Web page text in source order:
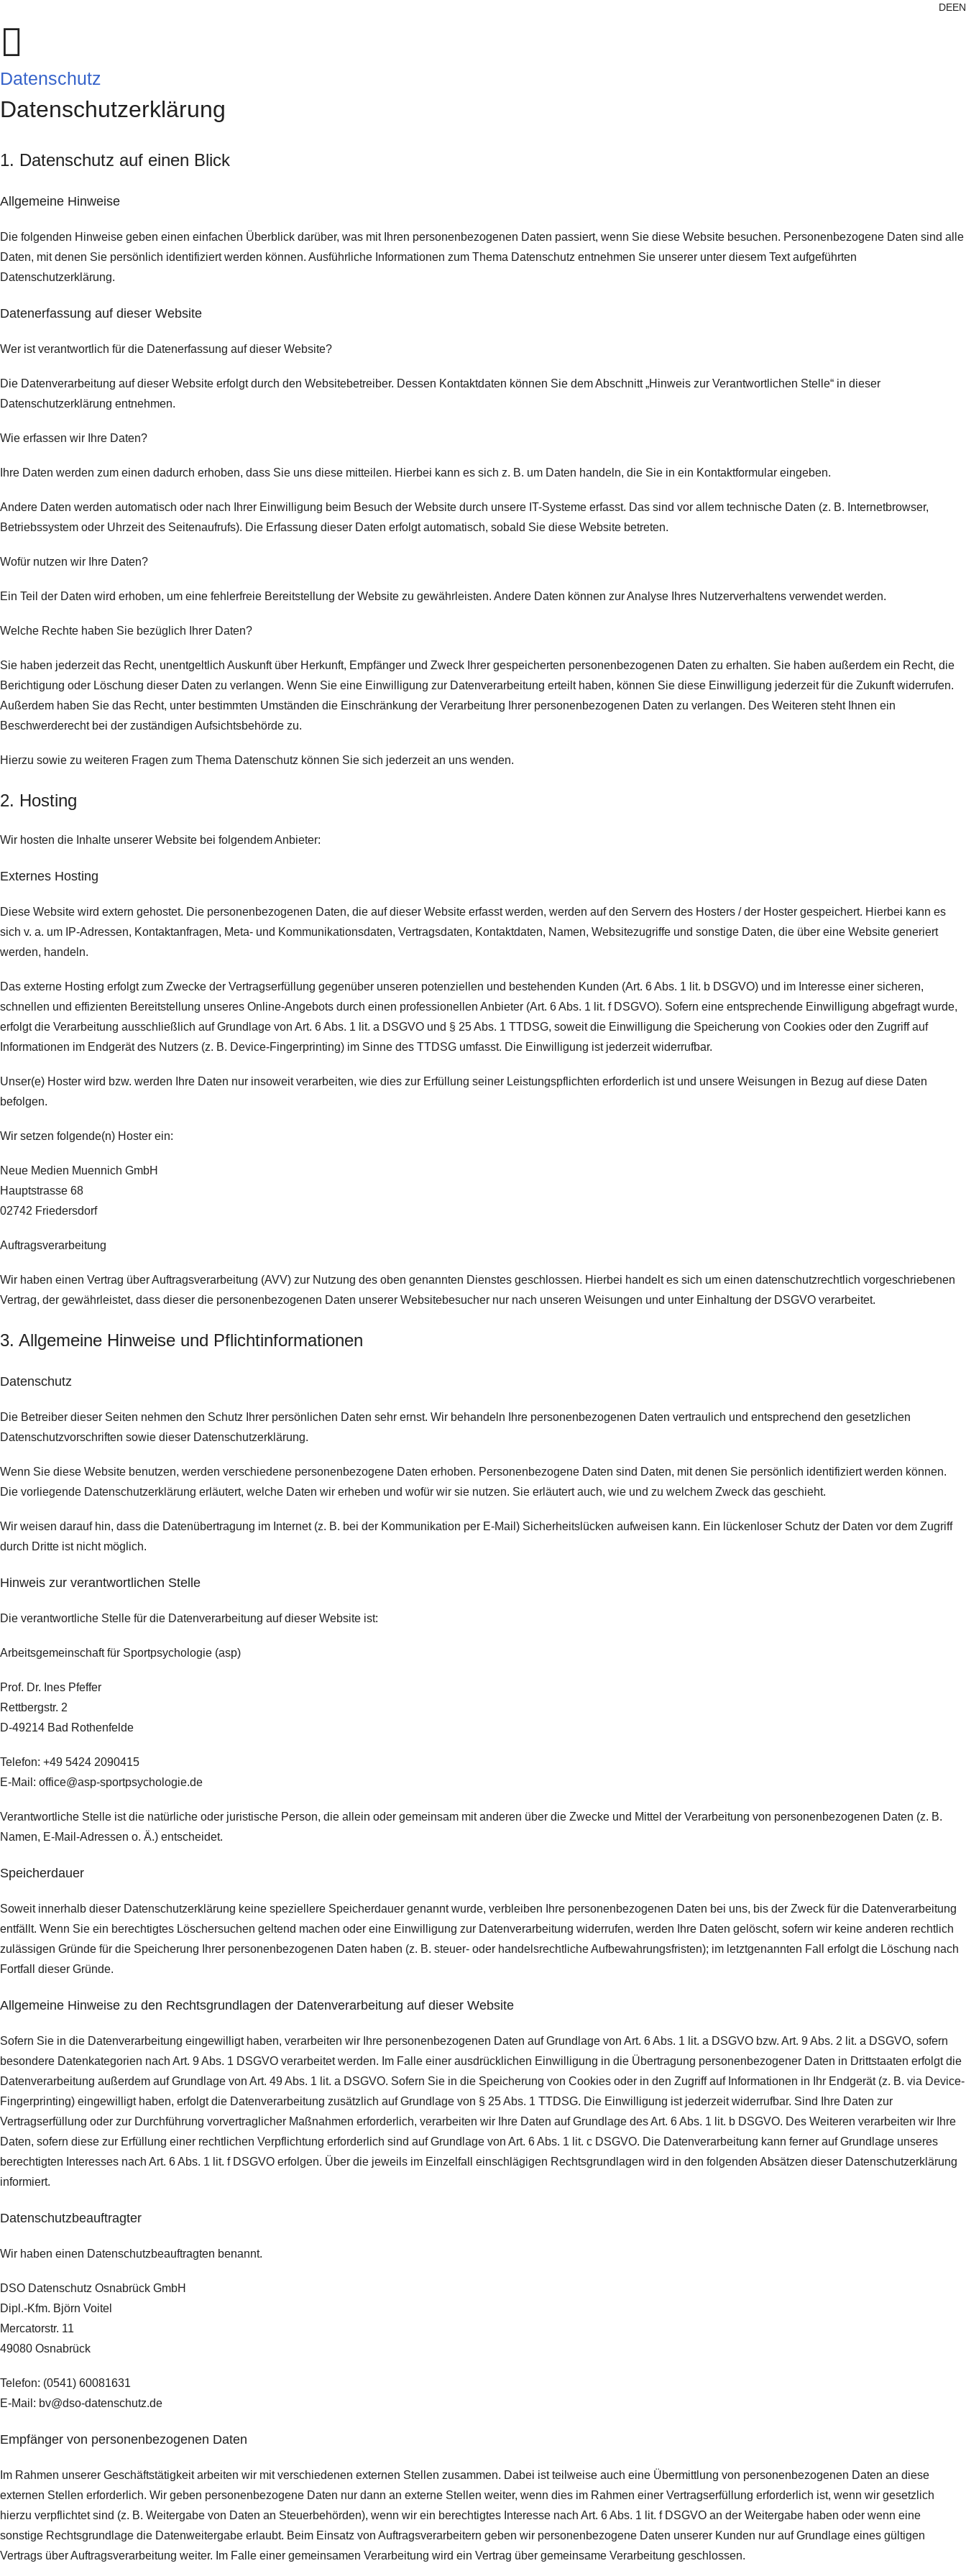
DEEN
Datenschutz
Datenschutz­erklärung
1. Datenschutz auf einen Blick
Allgemeine Hinweise
Die folgenden Hinweise geben einen einfachen Überblick darüber, was mit Ihren personenbezogenen Daten passiert, wenn Sie diese Website besuchen. Personenbezogene Daten sind alle
Daten, mit denen Sie persönlich identifiziert werden können. Ausführliche Informationen zum Thema Datenschutz entnehmen Sie unserer unter diesem Text aufgeführten
Datenschutzerklärung.
Datenerfassung auf dieser Website
Wer ist verantwortlich für die Datenerfassung auf dieser Website?
Die Datenverarbeitung auf dieser Website erfolgt durch den Websitebetreiber. Dessen Kontaktdaten können Sie dem Abschnitt „Hinweis zur Verantwortlichen Stelle“ in dieser
Datenschutzerklärung entnehmen.
Wie erfassen wir Ihre Daten?
Ihre Daten werden zum einen dadurch erhoben, dass Sie uns diese mitteilen. Hierbei kann es sich z. B. um Daten handeln, die Sie in ein Kontaktformular eingeben.
Andere Daten werden automatisch oder nach Ihrer Einwilligung beim Besuch der Website durch unsere IT-Systeme erfasst. Das sind vor allem technische Daten (z. B. Internetbrowser,
Betriebssystem oder Uhrzeit des Seitenaufrufs). Die Erfassung dieser Daten erfolgt automatisch, sobald Sie diese Website betreten.
Wofür nutzen wir Ihre Daten?
Ein Teil der Daten wird erhoben, um eine fehlerfreie Bereitstellung der Website zu gewährleisten. Andere Daten können zur Analyse Ihres Nutzerverhaltens verwendet werden.
Welche Rechte haben Sie bezüglich Ihrer Daten?
Sie haben jederzeit das Recht, unentgeltlich Auskunft über Herkunft, Empfänger und Zweck Ihrer gespeicherten personenbezogenen Daten zu erhalten. Sie haben außerdem ein Recht, die
Berichtigung oder Löschung dieser Daten zu verlangen. Wenn Sie eine Einwilligung zur Datenverarbeitung erteilt haben, können Sie diese Einwilligung jederzeit für die Zukunft widerrufen.
Außerdem haben Sie das Recht, unter bestimmten Umständen die Einschränkung der Verarbeitung Ihrer personenbezogenen Daten zu verlangen. Des Weiteren steht Ihnen ein
Beschwerderecht bei der zuständigen Aufsichtsbehörde zu.
Hierzu sowie zu weiteren Fragen zum Thema Datenschutz können Sie sich jederzeit an uns wenden.
2. Hosting
Wir hosten die Inhalte unserer Website bei folgendem Anbieter:
Externes Hosting
Diese Website wird extern gehostet. Die personenbezogenen Daten, die auf dieser Website erfasst werden, werden auf den Servern des Hosters / der Hoster gespeichert. Hierbei kann es
sich v. a. um IP-Adressen, Kontaktanfragen, Meta- und Kommunikationsdaten, Vertragsdaten, Kontaktdaten, Namen, Websitezugriffe und sonstige Daten, die über eine Website generiert
werden, handeln.
Das externe Hosting erfolgt zum Zwecke der Vertragserfüllung gegenüber unseren potenziellen und bestehenden Kunden (Art. 6 Abs. 1 lit. b DSGVO) und im Interesse einer sicheren,
schnellen und effizienten Bereitstellung unseres Online-Angebots durch einen professionellen Anbieter (Art. 6 Abs. 1 lit. f DSGVO). Sofern eine entsprechende Einwilligung abgefragt wurde,
erfolgt die Verarbeitung ausschließlich auf Grundlage von Art. 6 Abs. 1 lit. a DSGVO und § 25 Abs. 1 TTDSG, soweit die Einwilligung die Speicherung von Cookies oder den Zugriff auf
Informationen im Endgerät des Nutzers (z. B. Device-Fingerprinting) im Sinne des TTDSG umfasst. Die Einwilligung ist jederzeit widerrufbar.
Unser(e) Hoster wird bzw. werden Ihre Daten nur insoweit verarbeiten, wie dies zur Erfüllung seiner Leistungspflichten erforderlich ist und unsere Weisungen in Bezug auf diese Daten
befolgen.
Wir setzen folgende(n) Hoster ein:
Neue Medien Muennich GmbH
Hauptstrasse 68
02742 Friedersdorf
Auftragsverarbeitung
Wir haben einen Vertrag über Auftragsverarbeitung (AVV) zur Nutzung des oben genannten Dienstes geschlossen. Hierbei handelt es sich um einen datenschutzrechtlich vorgeschriebenen
Vertrag, der gewährleistet, dass dieser die personenbezogenen Daten unserer Websitebesucher nur nach unseren Weisungen und unter Einhaltung der DSGVO verarbeitet.
3. Allgemeine Hinweise und Pflicht­informationen
Datenschutz
Die Betreiber dieser Seiten nehmen den Schutz Ihrer persönlichen Daten sehr ernst. Wir behandeln Ihre personenbezogenen Daten vertraulich und entsprechend den gesetzlichen
Datenschutzvorschriften sowie dieser Datenschutzerklärung.
Wenn Sie diese Website benutzen, werden verschiedene personenbezogene Daten erhoben. Personenbezogene Daten sind Daten, mit denen Sie persönlich identifiziert werden können.
Die vorliegende Datenschutzerklärung erläutert, welche Daten wir erheben und wofür wir sie nutzen. Sie erläutert auch, wie und zu welchem Zweck das geschieht.
Wir weisen darauf hin, dass die Datenübertragung im Internet (z. B. bei der Kommunikation per E-Mail) Sicherheitslücken aufweisen kann. Ein lückenloser Schutz der Daten vor dem Zugriff
durch Dritte ist nicht möglich.
Hinweis zur verantwortlichen Stelle
Die verantwortliche Stelle für die Datenverarbeitung auf dieser Website ist:
Arbeitsgemeinschaft für Sportpsychologie (asp)
Prof. Dr. Ines Pfeffer
Rettbergstr. 2
D-49214 Bad Rothenfelde
Telefon: +49 5424 2090415
E-Mail: office@asp-sportpsychologie.de
Verantwortliche Stelle ist die natürliche oder juristische Person, die allein oder gemeinsam mit anderen über die Zwecke und Mittel der Verarbeitung von personenbezogenen Daten (z. B.
Namen, E-Mail-Adressen o. Ä.) entscheidet.
Speicherdauer
Soweit innerhalb dieser Datenschutzerklärung keine speziellere Speicherdauer genannt wurde, verbleiben Ihre personenbezogenen Daten bei uns, bis der Zweck für die Datenverarbeitung
entfällt. Wenn Sie ein berechtigtes Löschersuchen geltend machen oder eine Einwilligung zur Datenverarbeitung widerrufen, werden Ihre Daten gelöscht, sofern wir keine anderen rechtlich
zulässigen Gründe für die Speicherung Ihrer personenbezogenen Daten haben (z. B. steuer- oder handelsrechtliche Aufbewahrungsfristen); im letztgenannten Fall erfolgt die Löschung nach
Fortfall dieser Gründe.
Allgemeine Hinweise zu den Rechtsgrundlagen der Datenverarbeitung auf dieser Website
Sofern Sie in die Datenverarbeitung eingewilligt haben, verarbeiten wir Ihre personenbezogenen Daten auf Grundlage von Art. 6 Abs. 1 lit. a DSGVO bzw. Art. 9 Abs. 2 lit. a DSGVO, sofern
besondere Datenkategorien nach Art. 9 Abs. 1 DSGVO verarbeitet werden. Im Falle einer ausdrücklichen Einwilligung in die Übertragung personenbezogener Daten in Drittstaaten erfolgt die
Datenverarbeitung außerdem auf Grundlage von Art. 49 Abs. 1 lit. a DSGVO. Sofern Sie in die Speicherung von Cookies oder in den Zugriff auf Informationen in Ihr Endgerät (z. B. via Device-
Fingerprinting) eingewilligt haben, erfolgt die Datenverarbeitung zusätzlich auf Grundlage von § 25 Abs. 1 TTDSG. Die Einwilligung ist jederzeit widerrufbar. Sind Ihre Daten zur
Vertragserfüllung oder zur Durchführung vorvertraglicher Maßnahmen erforderlich, verarbeiten wir Ihre Daten auf Grundlage des Art. 6 Abs. 1 lit. b DSGVO. Des Weiteren verarbeiten wir Ihre
Daten, sofern diese zur Erfüllung einer rechtlichen Verpflichtung erforderlich sind auf Grundlage von Art. 6 Abs. 1 lit. c DSGVO. Die Datenverarbeitung kann ferner auf Grundlage unseres
berechtigten Interesses nach Art. 6 Abs. 1 lit. f DSGVO erfolgen. Über die jeweils im Einzelfall einschlägigen Rechtsgrundlagen wird in den folgenden Absätzen dieser Datenschutzerklärung
informiert.
Datenschutz­beauftragter
Wir haben einen Datenschutzbeauftragten benannt.
DSO Datenschutz Osnabrück GmbH
Dipl.-Kfm. Björn Voitel
Mercatorstr. 11
49080 Osnabrück
Telefon: (0541) 60081631
E-Mail: bv@dso-datenschutz.de
Empfänger von personenbezogenen Daten
Im Rahmen unserer Geschäftstätigkeit arbeiten wir mit verschiedenen externen Stellen zusammen. Dabei ist teilweise auch eine Übermittlung von personenbezogenen Daten an diese
externen Stellen erforderlich. Wir geben personenbezogene Daten nur dann an externe Stellen weiter, wenn dies im Rahmen einer Vertragserfüllung erforderlich ist, wenn wir gesetzlich
hierzu verpflichtet sind (z. B. Weitergabe von Daten an Steuerbehörden), wenn wir ein berechtigtes Interesse nach Art. 6 Abs. 1 lit. f DSGVO an der Weitergabe haben oder wenn eine
sonstige Rechtsgrundlage die Datenweitergabe erlaubt. Beim Einsatz von Auftragsverarbeitern geben wir personenbezogene Daten unserer Kunden nur auf Grundlage eines gültigen
Vertrags über Auftragsverarbeitung weiter. Im Falle einer gemeinsamen Verarbeitung wird ein Vertrag über gemeinsame Verarbeitung geschlossen.